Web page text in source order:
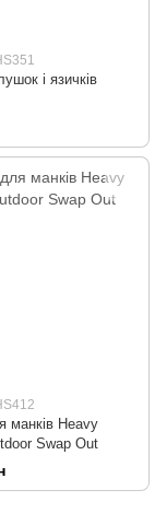
і язичків
манків Heavy
Swap Out